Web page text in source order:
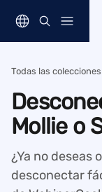
Todas las colecciones
Mollie o
¿Ya no deseas
desconectar